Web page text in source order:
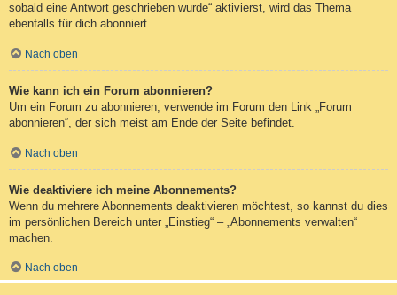
sobald eine Antwort geschrieben wurde“ aktivierst, wird das Thema
ebenfalls für dich abonniert.
Nach oben
Wie kann ich ein Forum abonnieren?
Um ein Forum zu abonnieren, verwende im Forum den Link „Forum
abonnieren“, der sich meist am Ende der Seite befindet.
Nach oben
Wie deaktiviere ich meine Abonnements?
Wenn du mehrere Abonnements deaktivieren möchtest, so kannst du dies
im persönlichen Bereich unter „Einstieg“ – „Abonnements verwalten“
machen.
Nach oben